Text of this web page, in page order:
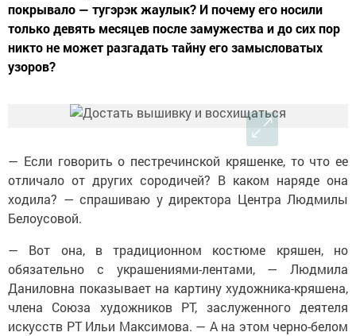
покрывало — тугэрэк жаулык? И почему его носили
только девять месяцев после замужества и до сих пор
никто не может разгадать тайну его замысловатых
узоров?
— Если говорить о пестречинской кряшенке, то что ее
отличало от других сородичей? В каком наряде она
ходила? — спрашиваю у директора Центра Людмилы
Белоусовой.
— Вот она, в традиционном костюме кряшен, но
обязательно с украшениями-лентами, — Людмила
Даниловна показывает на картину художника-кряшена,
члена Союза художников РТ, заслуженного деятеля
искусств РТ Ильи Максимова. — А на этом черно-белом